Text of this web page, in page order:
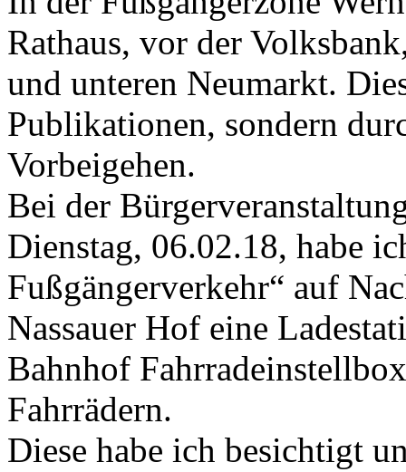
Rathaus, vor der
und unteren Neumarkt.
Publikationen, sondern
Vorbeigehen.
Bei der
Dienstag, 06.02.18, habe
Fußgängerverkehr“ auf
Nassauer Hof eine
Bahnhof
Fahrrädern.
Diese habe ich besichtigt